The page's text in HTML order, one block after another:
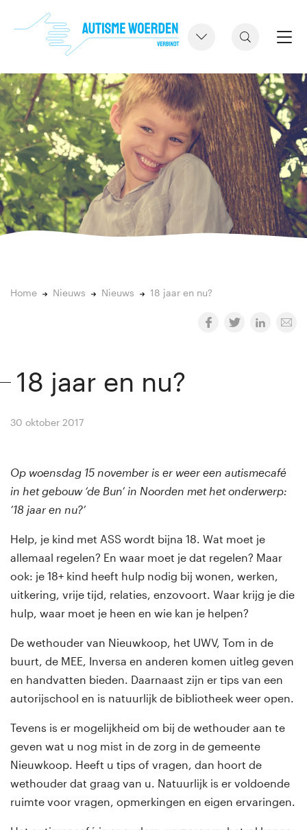
Home Nieuws Nieuws 18 jaar en nu?
18 jaar en nu?
30 oktober 2017
Op woensdag 15 november is er weer een autismecafé
in het gebouw ‘de Bun’ in Noorden met het onderwerp:
’18 jaar en nu?’
Help, je kind met ASS wordt bijna 18. Wat moet je
allemaal regelen? En waar moet je dat regelen? Maar
ook: je 18+ kind heeft hulp nodig bij wonen, werken,
uitkering, vrije tijd, relaties, enzovoort. Waar krijg je die
hulp, waar moet je heen en wie kan je helpen?
De wethouder van Nieuwkoop, het UWV, Tom in de
buurt, de MEE, Inversa en anderen komen uitleg geven
en handvatten bieden. Daarnaast zijn er tips van een
autorijschool en is natuurlijk de bibliotheek weer open.
Tevens is er mogelijkheid om bij de wethouder aan te
geven wat u nog mist in de zorg in de gemeente
Nieuwkoop. Heeft u tips of vragen, dan hoort de
wethouder dat graag van u. Natuurlijk is er voldoende
ruimte voor vragen, opmerkingen en eigen ervaringen.